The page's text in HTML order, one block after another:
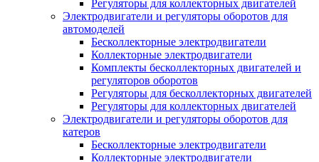
Регуляторы для коллекторных двигателей
Электродвигатели и регуляторы оборотов для
автомоделей
Бесколлекторные электродвигатели
Коллекторные электродвигатели
Комплекты бесколлекторных двигателей и
регуляторов оборотов
Регуляторы для бесколлекторных двигателей
Регуляторы для коллекторных двигателей
Электродвигатели и регуляторы оборотов для
катеров
Бесколлекторные электродвигатели
Коллекторные электродвигатели